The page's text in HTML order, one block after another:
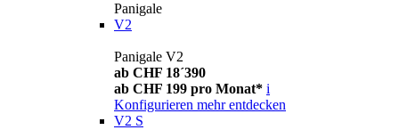
Panigale
V2
Panigale V2
ab CHF 18´390
ab CHF 199 pro Monat* i
Konfigurieren mehr entdecken
V2 S